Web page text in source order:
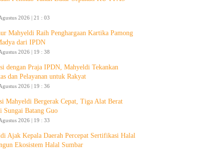
2026 | 21 : 03
Mahyeldi Raih Penghargaan Kartika Pamong
dari IPDN
2026 | 19 : 38
dengan Praja IPDN, Mahyeldi Tekankan
dan Pelayanan untuk Rakyat
2026 | 19 : 36
Mahyeldi Bergerak Cepat, Tiga Alat Berat
Sungai Batang Guo
2026 | 19 : 33
Ajak Kepala Daerah Percepat Sertifikasi Halal
Ekosistem Halal Sumbar